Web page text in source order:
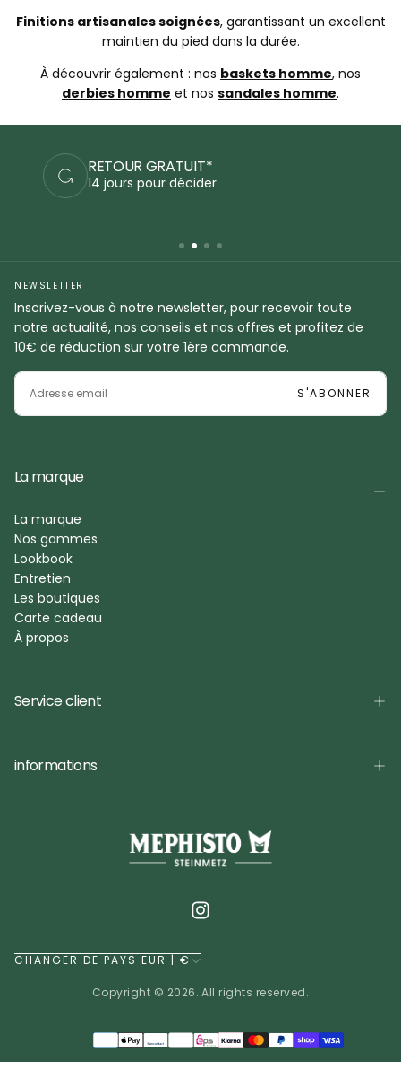
Finitions artisanales soignées, garantissant un excellent
maintien du pied dans la durée.
À découvrir également : nos baskets homme, nos
derbies homme et nos sandales homme.
PAIEMENTS SÉCURISÉS
Commandez en sécurité
NEWSLETTER
Inscrivez-vous à notre newsletter, pour recevoir toute
notre actualité, nos conseils et nos offres et profitez de
10€ de réduction sur votre 1ère commande.
EMAIL
S'ABONNER
La marque
La marque
Nos gammes
Lookbook
Entretien
Les boutiques
Carte cadeau
À propos
Service client
informations
CHANGER DE PAYS EUR | €
Copyright © 2026. All rights reserved.
Méthodes
de